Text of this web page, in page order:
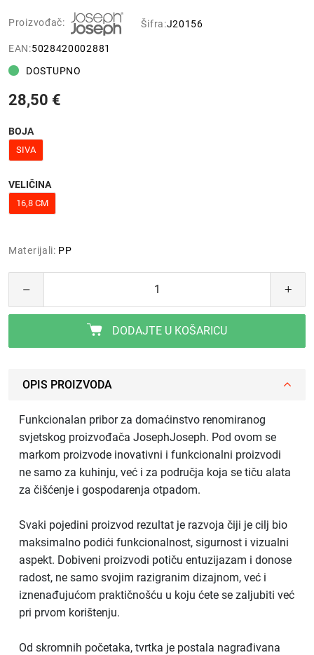
Proizvođač: Šifra:J20156
EAN:5028420002881
DOSTUPNO
28,50 €
BOJA
SIVA
VELIČINA
16,8 CM
Materijali: PP
DODAJTE U KOŠARICU
OPIS PROIZVODA
Funkcionalan pribor za domaćinstvo renomiranog
svjetskog proizvođača JosephJoseph. Pod ovom se
markom proizvode inovativni i funkcionalni proizvodi
ne samo za kuhinju, već i za područja koja se tiču alata
za čišćenje i gospodarenja otpadom.
Svaki pojedini proizvod rezultat je razvoja čiji je cilj bio
maksimalno podići funkcionalnost, sigurnost i vizualni
aspekt. Dobiveni proizvodi potiču entuzijazam i donose
radost, ne samo svojim razigranim dizajnom, već i
iznenađujućom praktičnošću u koju ćete se zaljubiti već
pri prvom korištenju.
Od skromnih početaka, tvrtka je postala nagrađivana